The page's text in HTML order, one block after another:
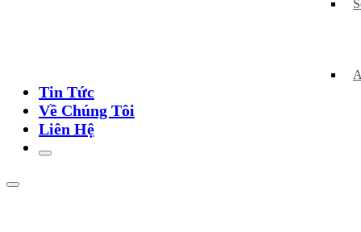
Tin Tức
Về Chúng Tôi
Liên Hệ